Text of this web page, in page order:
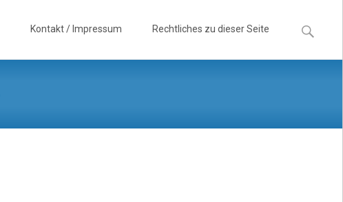
Kontakt / Impressum Rechtliches zu dieser Seite
Suchen
nach: